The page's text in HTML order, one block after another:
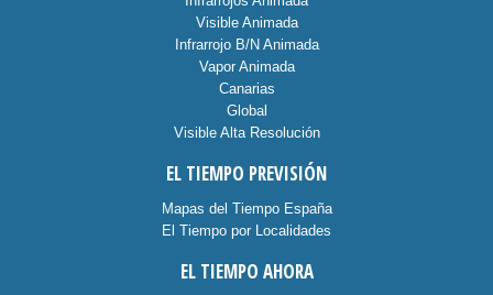
Visible Animada
Infrarrojo B/N Animada
Vapor Animada
Canarias
Global
Visible Alta Resolución
EL TIEMPO PREVISIÓN
Mapas del Tiempo España
El Tiempo por Localidades
EL TIEMPO AHORA